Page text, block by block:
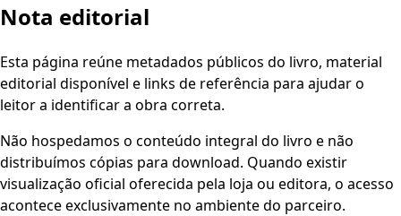
Nota editorial
Esta página reúne metadados públicos do livro, material
editorial disponível e links de referência para ajudar o
leitor a identificar a obra correta.
Não hospedamos o conteúdo integral do livro e não
distribuímos cópias para download. Quando existir
visualização oficial oferecida pela loja ou editora, o acesso
acontece exclusivamente no ambiente do parceiro.